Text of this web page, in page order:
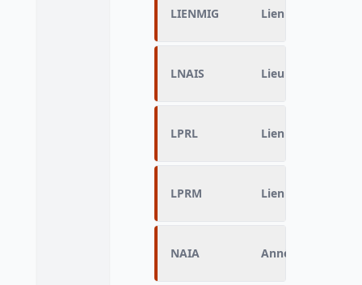
LIENMIG Lien à la
LNAIS Lieu de naissance
LPRL Lien à la
LPRM Lien à la
NAIA Année de